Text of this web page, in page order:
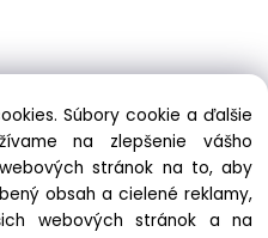
Súbory cookie a ďalšie
na zlepšenie vášho
stránok na to, aby
obsah a cielené reklamy,
webových stránok a na